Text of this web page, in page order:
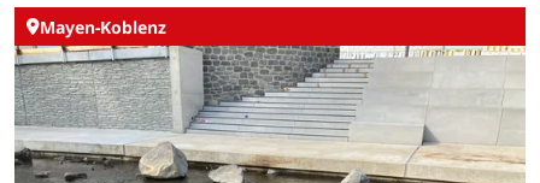
Mayen-Koblenz